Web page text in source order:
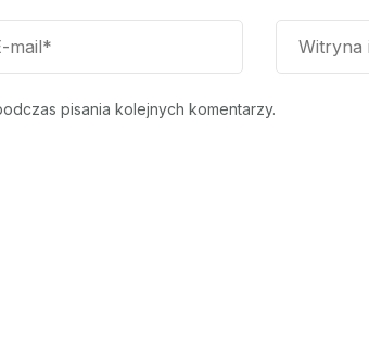
pisania kolejnych komentarzy.